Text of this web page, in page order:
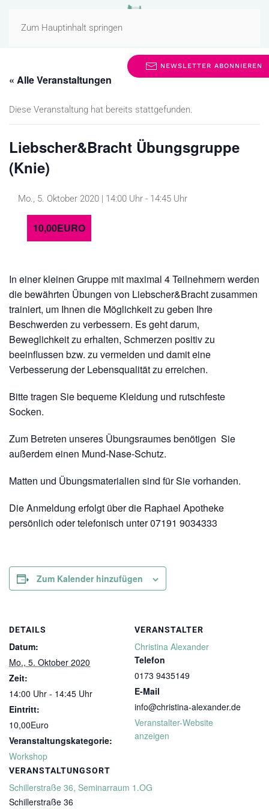
Zum Hauptinhalt springen
MENÜ
« Alle Veranstaltungen
Diese Veranstaltung hat bereits stattgefunden.
Liebscher&Bracht Übungsgruppe
(Knie)
Mo., 5. Oktober 2020 | 14:00 Uhr - 14:45 Uhr
10,00EURO
In einer kleinen Gruppe mit maximal 4 Teilnehmern werden
die bewährten Übungen von Liebscher&Bracht zusammen
trainiert, um Ihnen die Möglichkeit zu geben Ihre
Beschwerden zu verbessern. Es geht darum,
Beweglichkeit zu erhalten, Schmerzen positiv zu
beeinflussen bzw. zu vermeiden und damit eine
Verbesserung der Lebensqualität zu erreichen.
Bitte tragen Sie bequeme Kleidung und rutschfeste
Socken.
Zum Betreten unseres Übungsraumes benötigen Sie
außerdem einen Mund-Nase-Schutz.
Matten und Übungsmaterialien sind für Sie vorhanden.
Die Anmeldung erfolgt über die Raphael Apotheke
persönlich oder telefonisch unter 07191 9034333
Zum Kalender hinzufügen
DETAILS
Datum:
Mo., 5. Oktober 2020
Zeit:
14:00 Uhr - 14:45 Uhr
Eintritt:
10,00Euro
Veranstaltungskategorie:
Workshop
VERANSTALTUNGSORT
Schillerstraße 36, Seminarraum 1.OG
Schillerstraße 36
VERANSTALTER
Christina Alexander
Telefon
0173 9435149
E-Mail
info@christina-alexander.de
Veranstalter-Website
anzeigen
NEWSLETTER ABONNIEREN